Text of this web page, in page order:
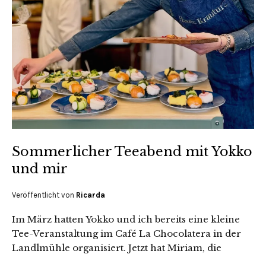
Sommerlicher Teeabend mit Yokko
und mir
Veröffentlicht von Ricarda
Im März hatten Yokko und ich bereits eine kleine
Tee-Veranstaltung im Café La Chocolatera in der
Landlmühle organisiert. Jetzt hat Miriam, die